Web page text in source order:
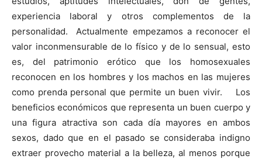
experiencia laboral y otros complementos de la
personalidad. Actualmente empezamos a reconocer el
valor inconmensurable de lo físico y de lo sensual, esto
es, del patrimonio erótico que los homosexuales
reconocen en los hombres y los machos en las mujeres
como prenda personal que permite un buen vivir. Los
beneficios económicos que representa un buen cuerpo y
una figura atractiva son cada día mayores en ambos
sexos, dado que en el pasado se consideraba indigno
extraer provecho material a la belleza, al menos porque